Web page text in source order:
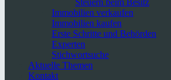
Steuern beim Besitz
Immobilien verkaufen
Immobilien kaufen
Erste Schritte und Behörden
Experten
Stichwortsuche
Aktuelle Themen
Kontakt